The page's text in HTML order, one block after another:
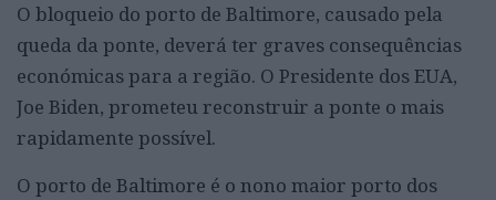
O bloqueio do porto de Baltimore, causado pela
queda da ponte, deverá ter graves consequências
económicas para a região. O Presidente dos EUA,
Joe Biden, prometeu reconstruir a ponte o mais
rapidamente possível.
O porto de Baltimore é o nono maior porto dos